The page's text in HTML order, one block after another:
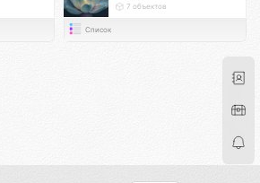
7 объектов
Список